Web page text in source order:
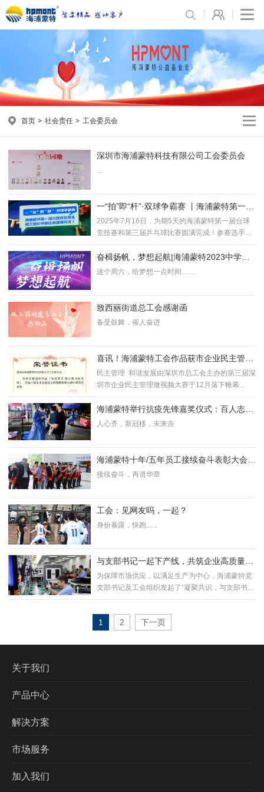
首页 社会责任 工会委员会
深圳市海浦蒙特科技有限公司工会委员会
...
一“拍”即“杆”·双球争霸赛 丨海浦蒙特第一届
台球竞技赛和第三届乒乓球比赛圆满完成！
2025年7月16日，为期5天的海浦蒙特第一届台球
竞技赛和第三届乒乓球比赛圆满完成！参赛选手共
奋楫扬帆，梦想起航|海浦蒙特2023中学生
主题开放日火热报名中！
这个周六，给梦想一点时间……
致西丽街道总工会感谢函
备受鼓舞，催人奋进
喜讯！海浦蒙特工会作品获市企业民主管理
微视频大赛优秀奖
民主管理 和谐发展由深圳市总工会主办的第三届深
圳市企业民主管理微视频大赛于12月落下帷幕...
海浦蒙特举行抗疫先锋嘉奖仪式：百人志愿
团闻需而动、“疫”往无前！
人心齐，新冠移，未来吉
海浦蒙特十年/五年员工接续奋斗表彰大会圆
满完成
接续奋斗，再谱华章
工会：见网友吗，一起？
身份暴露，快跑......
与支部书记一起下产线，共筑企业高质量发
展
为保障市场供应，以满足生产为中心，海浦蒙特党
支部书记及工会组织发起了“凝聚共识，与支部书记
1 2 下一页
关于我们
产品中心
解决方案
市场服务
加入我们